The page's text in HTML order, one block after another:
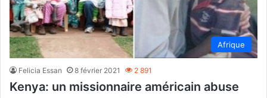
Afrique
Felicia Essan 8 février 2021 2 891
Kenya: un missionnaire américain abuse